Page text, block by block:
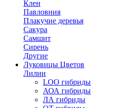
Клен
Павловния
Плакучие деревья
Сакура
Самшит
Сирень
Другие
Луковицы Цветов
Лилии
LOO гибриды
АОА гибриды
ЛА гибриды